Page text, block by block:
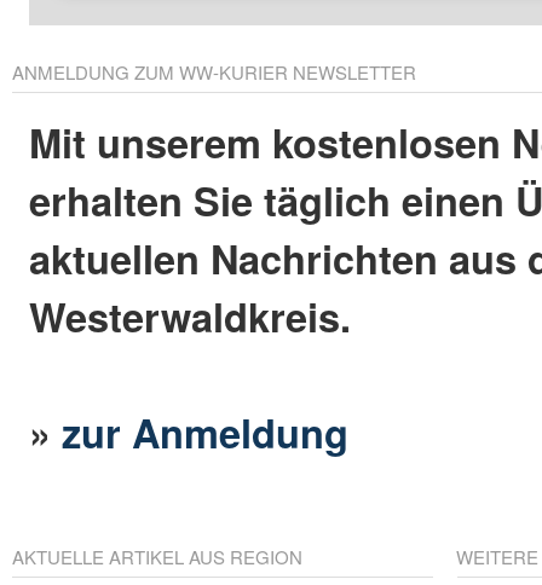
ANMELDUNG ZUM WW-KURIER NEWSLETTER
Mit unserem kostenlosen
erhalten Sie täglich einen
aktuellen Nachrichten aus
Westerwaldkreis.
»zur Anmeldung
AKTUELLE ARTIKEL AUS REGION